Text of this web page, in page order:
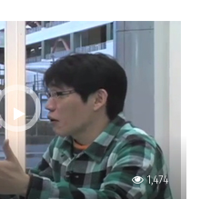
1,474